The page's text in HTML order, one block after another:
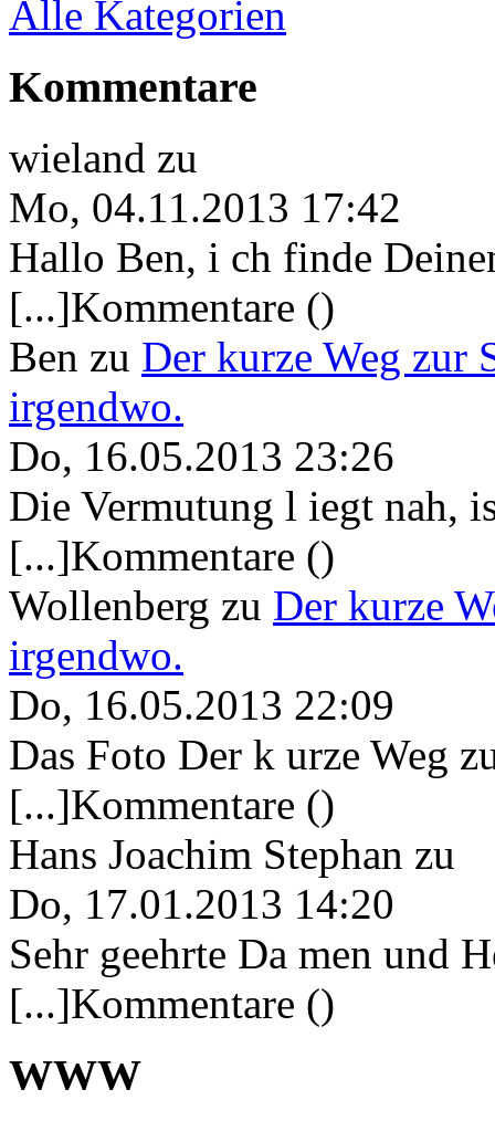
Alle Kategorien
Kommentare
wieland zu
Mo, 04.11.2013 17:42
Hallo Ben, i ch finde
[...]Kommentare ()
Ben zu Der kurze Weg zur
irgendwo.
Do, 16.05.2013 23:26
Die Vermutung l iegt nah,
[...]Kommentare ()
Wollenberg zu Der kurze
irgendwo.
Do, 16.05.2013 22:09
Das Foto Der k urze Weg
[...]Kommentare ()
Hans Joachim Stephan zu
Do, 17.01.2013 14:20
Sehr geehrte Da men und
[...]Kommentare ()
WWW